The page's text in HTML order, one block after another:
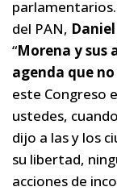
del PAN,
“Morena y sus
agenda que
este Congreso
ustedes,
dijo a las y los
su libertad,
acciones de